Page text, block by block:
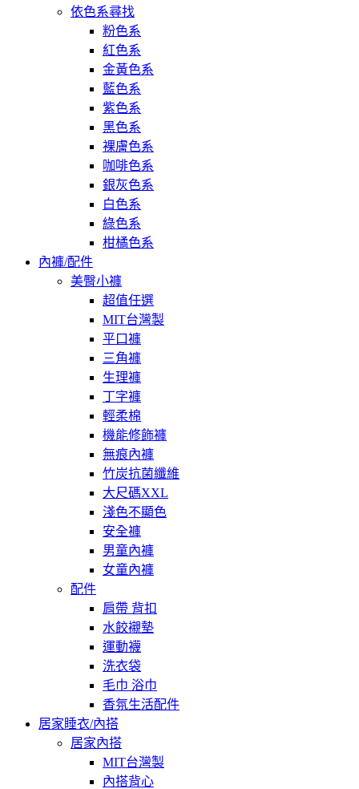
依色系尋找
粉色系
紅色系
金黃色系
藍色系
紫色系
黑色系
裸膚色系
咖啡色系
銀灰色系
白色系
綠色系
柑橘色系
內褲/配件
美臀小褲
超值任選
MIT台灣製
平口褲
三角褲
生理褲
丁字褲
輕柔棉
機能修飾褲
無痕內褲
竹炭抗菌纖維
大尺碼XXL
淺色不顯色
安全褲
男童內褲
女童內褲
配件
肩帶 背扣
水餃襯墊
運動襪
洗衣袋
毛巾 浴巾
香氛生活配件
居家睡衣/內搭
居家內搭
MIT台灣製
內搭背心